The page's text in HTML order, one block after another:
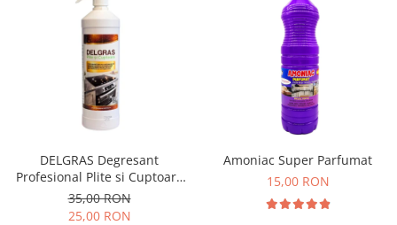
DELGRAS Degresant
Profesional Plite si Cuptoare
1L
35,00 RON
25,00 RON
Amoniac Super Parfumat
15,00 RON